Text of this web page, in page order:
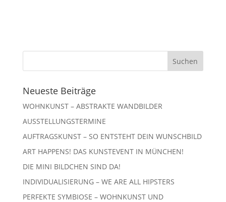
Neueste Beiträge
WOHNKUNST – ABSTRAKTE WANDBILDER
AUSSTELLUNGSTERMINE
AUFTRAGSKUNST – SO ENTSTEHT DEIN WUNSCHBILD
ART HAPPENS! DAS KUNSTEVENT IN MÜNCHEN!
DIE MINI BILDCHEN SIND DA!
INDIVIDUALISIERUNG – WE ARE ALL HIPSTERS
PERFEKTE SYMBIOSE – WOHNKUNST UND